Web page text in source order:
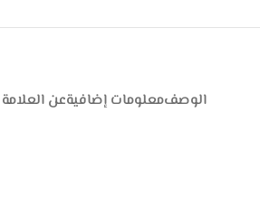
الوصفمعلومات إضافيةعن العلامة